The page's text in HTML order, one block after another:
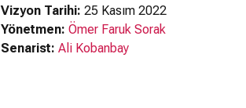
Vizyon Tarihi: 25 Kasım 2022
Yönetmen: Ömer Faruk Sorak
Senarist: Ali Kobanbay